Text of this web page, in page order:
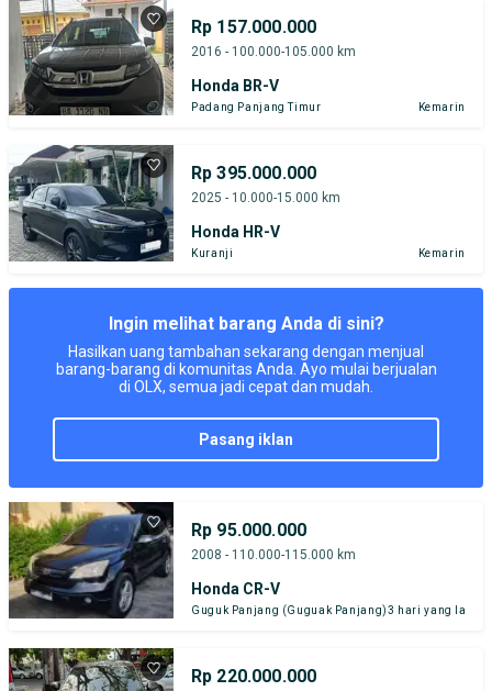
Rp 157.000.000
2016 - 100.000-105.000 km
Honda BR-V
Padang Panjang Timur Kemarin
Rp 395.000.000
2025 - 10.000-15.000 km
Honda HR-V
Kuranji Kemarin
Ingin melihat barang Anda di sini?
Hasilkan uang tambahan sekarang dengan menjual
barang-barang di komunitas Anda. Ayo mulai berjualan
di OLX, semua jadi cepat dan mudah.
pasang iklan
Rp 95.000.000
2008 - 110.000-115.000 km
Honda CR-V
Guguk Panjang (Guguak Panjang)3 hari yang lalu
Rp 220.000.000